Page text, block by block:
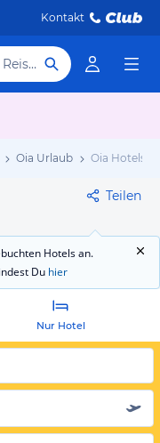
Kontakt
Hotel, Reiseziel
Oia Urlaub Oia Hotels
Teilen
Hotels an.
Du hier
Nur Hotel